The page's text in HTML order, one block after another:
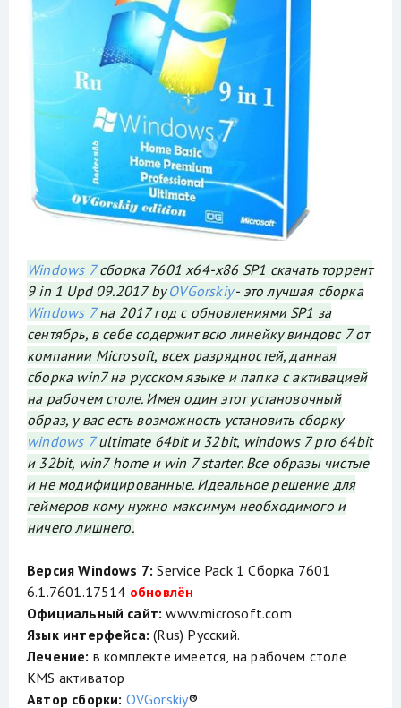
Windows 7сборка 7601 x64-x86 SP1 скачать торрент
9 in 1 Upd 09.2017 byOVGorskiy- это лучшая сборка
Windows 7на 2017 год с обновлениями SP1 за
сентябрь, в себе содержит всю линейку виндовс 7 от
компании Microsoft, всех разрядностей, данная
сборка win7 на русском языке и папка с активацией
на рабочем столе. Имея один этот установочный
образ, у вас есть возможность установить сборку
windows 7ultimate 64bit и 32bit, windows 7 pro 64bit
и 32bit, win7 home и win 7 starter. Все образы чистые
и не модифицированные. Идеальное решение для
геймеров кому нужно максимум необходимого и
ничего лишнего.
Версия Windows 7:Service Pack 1 Сборка 7601
6.1.7601.17514 обновлён
Официальный сайт:www.microsoft.com
Язык интерфейса:(Rus) Русский.
Лечение: в комплекте имеется, на рабочем столе
KMS активатор
Автор сборки: OVGorskiy®